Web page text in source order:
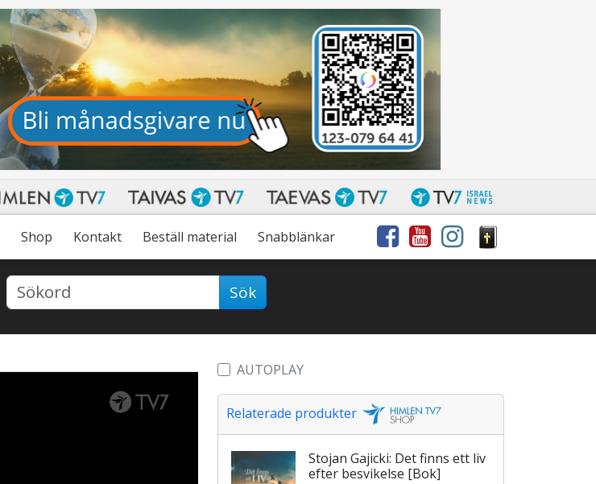
Shop Kontakt Beställ material Snabblänkar
Sök
AUTOPLAY
Relaterade produkter
Stojan Gajicki: Det finns ett liv
efter besvikelse [Bok]